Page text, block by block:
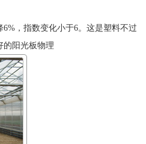
，指数变化小于6。这是塑料不过
的阳光板物理